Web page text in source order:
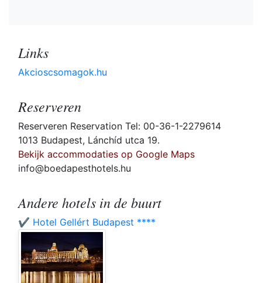
Links
Akcioscsomagok.hu
Reserveren
Reserveren Reservation Tel: 00-36-1-2279614
1013 Budapest, Lánchíd utca 19.
Bekijk accommodaties op Google Maps
info@boedapesthotels.hu
Andere hotels in de buurt
✔️ Hotel Gellért Budapest ****